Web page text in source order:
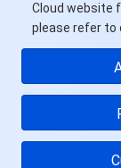
Cloud website
please refer to